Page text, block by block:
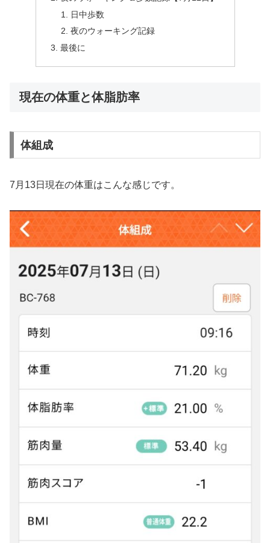
日中歩数
夜のウォーキング記録
最後に
現在の体重と体脂肪率
体組成
7月13日現在の体重はこんな感じです。